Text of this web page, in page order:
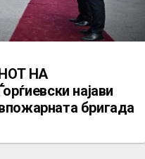
НА
најави
бригада